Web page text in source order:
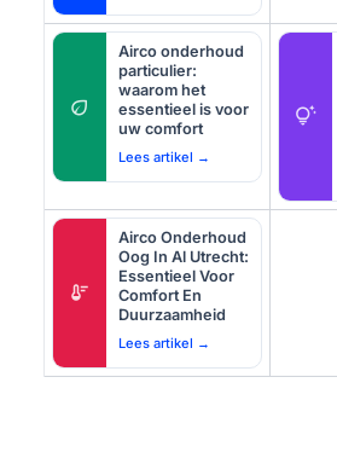
eco
Airco onderhoud
particulier:
waarom het
essentieel is voor
uw comfort
Lees artikel →
tips_and_updates
thermostat
Airco Onderhoud
Oog In Al Utrecht:
Essentieel Voor
Comfort En
Duurzaamheid
Lees artikel →